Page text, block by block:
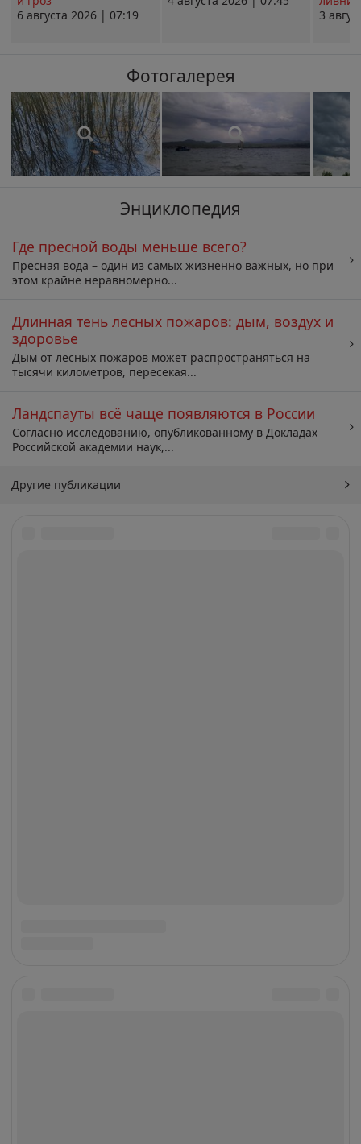
6 августа 2026 | 07:19
3
Фотогалерея
Энциклопедия
Где пресной воды меньше всего?
Пресная вода – один из самых жизненно важных, но при
этом крайне неравномерно...
Длинная тень лесных пожаров: дым, воздух и
здоровье
Дым от лесных пожаров может распространяться на
тысячи километров, пересекая...
Ландспауты всё чаще появляются в России
Согласно исследованию, опубликованному в Докладах
Российской академии наук,...
Другие публикации